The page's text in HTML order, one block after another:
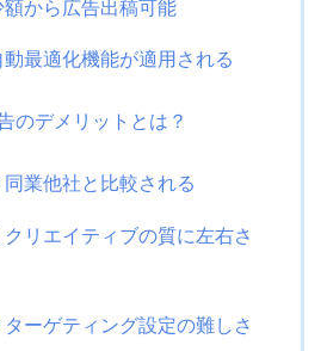
から広告出稿可能
最適化機能が適用される
のデメリットとは？
業他社と比較される
リエイティブの質に左右さ
ーゲティング設定の難しさ